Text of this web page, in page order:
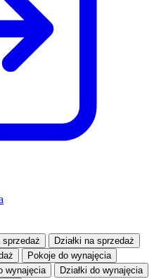
sprzedaż Działki na sprzedaż
Pokoje do wynajęcia
wynajęcia Działki do wynajęcia